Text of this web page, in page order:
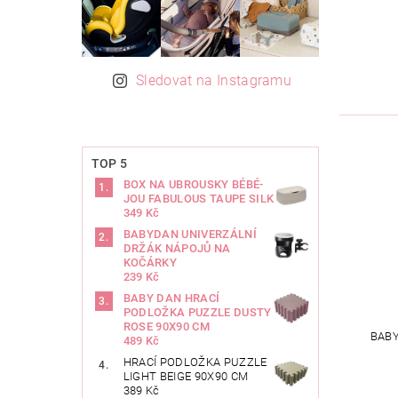
Sledovat na Instagramu
TOP 5
BOX NA UBROUSKY BÉBÉ-
JOU FABULOUS TAUPE SILK
349 Kč
BABYDAN UNIVERZÁLNÍ
DRŽÁK NÁPOJŮ NA
KOČÁRKY
239 Kč
BABY DAN HRACÍ
PODLOŽKA PUZZLE DUSTY
ROSE 90X90 CM
489 Kč
HRACÍ PODLOŽKA PUZZLE
LIGHT BEIGE 90X90 CM
389 Kč